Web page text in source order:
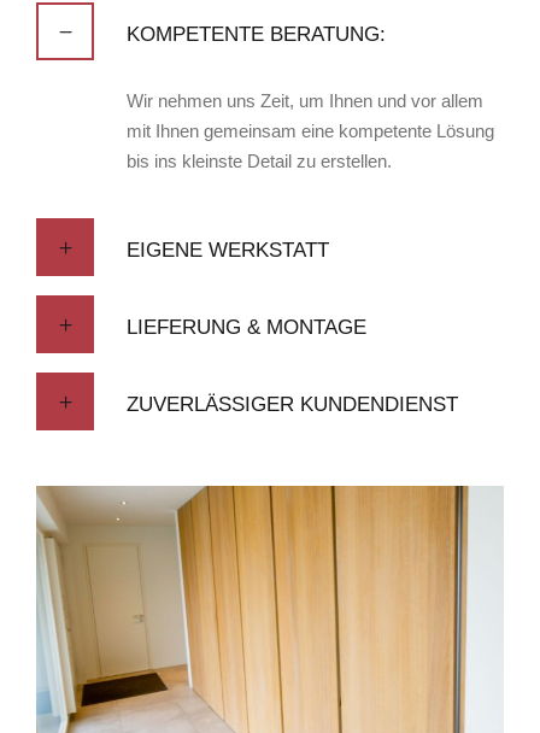
KOMPETENTE BERATUNG:
Wir nehmen uns Zeit, um Ihnen und vor allem
mit Ihnen gemeinsam eine kompetente Lösung
bis ins kleinste Detail zu erstellen.
EIGENE WERKSTATT
LIEFERUNG & MONTAGE
ZUVERLÄSSIGER KUNDENDIENST